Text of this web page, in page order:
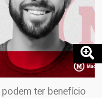
ter benefício